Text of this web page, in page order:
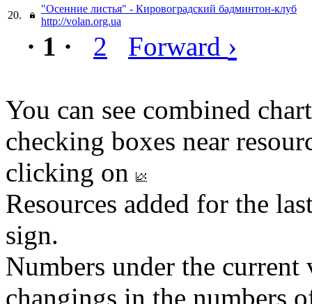
20.
"Осенние листья" - Кировоградский бадминтон-клуб
http://volan.org.ua
· 1 · 2 Forward ›
You can see combined
checking boxes near
clicking on
Resources added for the
sign.
Numbers under the
changings in the numbers